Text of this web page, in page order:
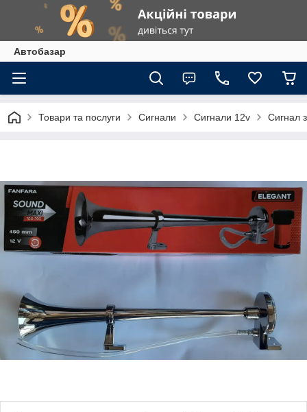
Автобазар
Товари та послуги Сигнали Сигнали 12v Сигнал